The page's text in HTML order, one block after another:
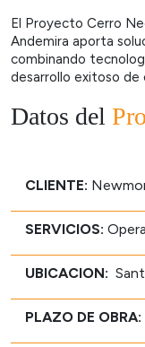
El Proyecto Cerro
Andemira aporta
combinando
desarrollo exitoso de
Datos del
CLIENTE:
SERVICIOS:
UBICACION:
PLAZO DE OBRA: